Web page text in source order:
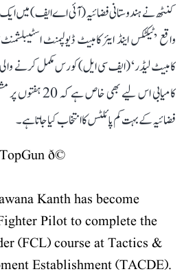
کنٹھ نے ہندوستانی فضائیہ (آئی اے ایف) میں ایک
واقع ’ٹیکٹکس اینڈ ایئر کامبیٹ ڈیولپمنٹ
کامبیٹ لیڈر‘ (ایف سی ایل) کورس مکمل کرنے
کامیابی اس لیے
فضائیہ کے بہت کم پائلٹس کا انتخاب کیا جاتا ہے۔
ð©
Kanth has become
Pilot to complete the
(FCL) course at Tactics &
Establishment (TACDE).